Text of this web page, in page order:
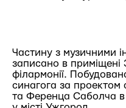
Частину з музичними
записано в приміщені
філармонії.
синагога за проектом
та Ференца Саболча в